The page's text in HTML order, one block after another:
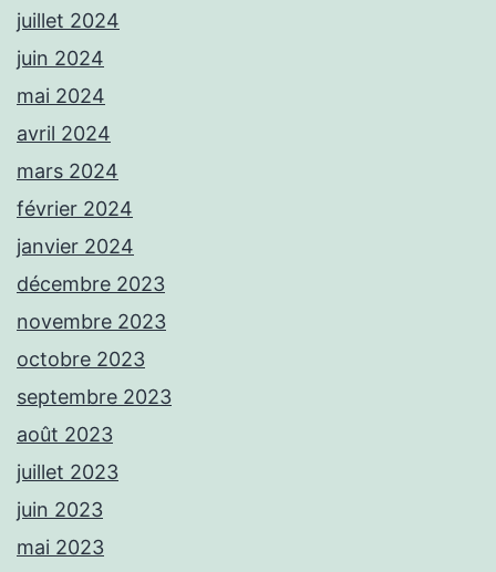
juillet 2024
juin 2024
mai 2024
avril 2024
mars 2024
février 2024
janvier 2024
décembre 2023
novembre 2023
octobre 2023
septembre 2023
août 2023
juillet 2023
juin 2023
mai 2023